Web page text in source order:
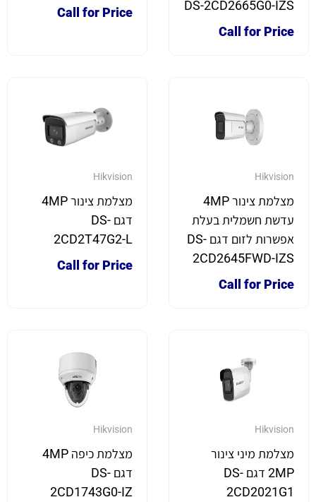
DS-2CD2665G0-IZS
Call for Price
Call for Price
Hikvision
מצלמת צינור 4MP
עדשת חשמלית בעלת
אפשרות לזום דגם DS-
2CD2645FWD-IZS
Call for Price
Hikvision
מצלמת צינור 4MP
דגם DS-
2CD2T47G2-L
Call for Price
Hikvision
מצלמת מיני צינור
2MP דגם DS-
2CD2021G1
Hikvision
מצלמת כיפה 4MP
דגם DS-
2CD1743G0-IZ